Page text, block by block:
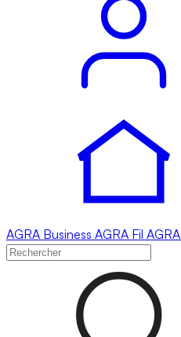
AGRA Business AGRA Fil AGRA